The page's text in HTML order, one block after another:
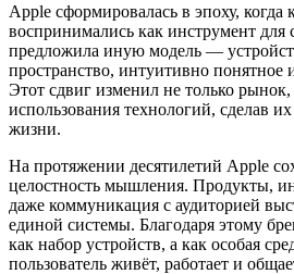
Apple сформировалась в эпоху,
воспринимались как инструмент
предложила иную модель —
пространство, интуитивно понятное
Этот сдвиг изменил не только
использования технологий, сделав
жизни.
На протяжении десятилетий Apple
целостность мышления. Продукты,
даже коммуникация с аудиторией
единой системы. Благодаря этому
как набор устройств, а как особая
пользователь живёт, работает и